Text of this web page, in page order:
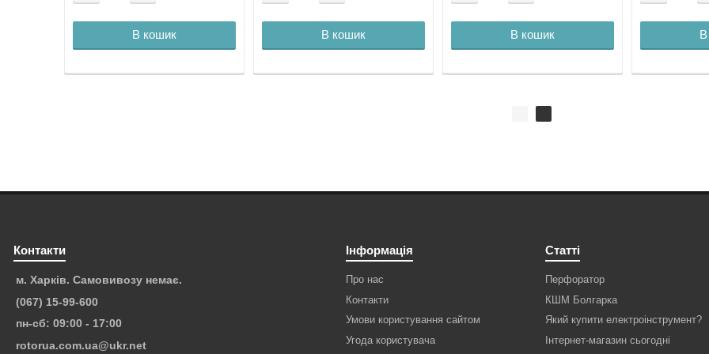
В кошик В кошик В кошик
Контакти
м. Харків. Самовивозу немає.
(067) 15-99-600
пн-сб: 09:00 - 17:00
rotorua.com.ua@ukr.net
Інформація
Про нас
Контакти
Умови користування сайтом
Угода користувача
Статті
Перфоратор
КШМ Болгарка
Який купити електроінструмент?
Інтернет-магазин сьогодні